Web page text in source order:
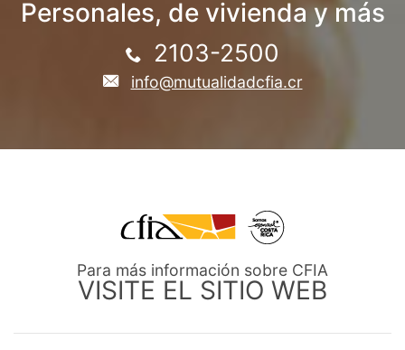
Personales, de vivienda y más
2103-2500
info@mutualidadcfia.cr
Para más información sobre CFIA
VISITE EL SITIO WEB